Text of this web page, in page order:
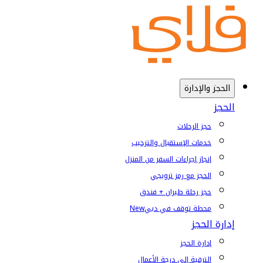
الحجز والإدارة
الحجز
حجز الرحلات
خدمات الإستقبال والترحيب
إنجاز إجراءات السفر من المنزل
الحجز مع رمز ترويجي
حجز رحلة طيران + فندق
محطة توقف في دبيNew
إدارة الحجز
إدارة الحجز
الترقية إلى درجة الأعمال